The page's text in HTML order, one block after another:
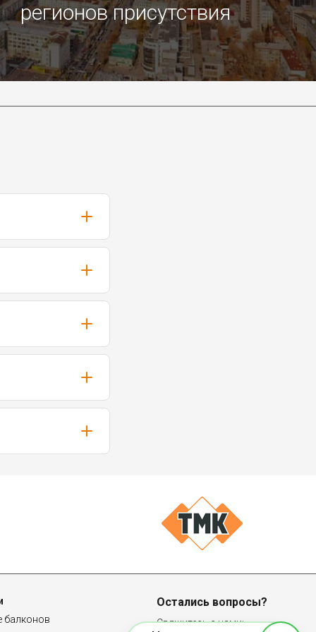
регионов присутствия
балконов
Остались вопросы?
Свяжитесь с нами: